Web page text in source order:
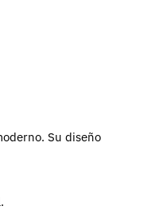
Su diseño